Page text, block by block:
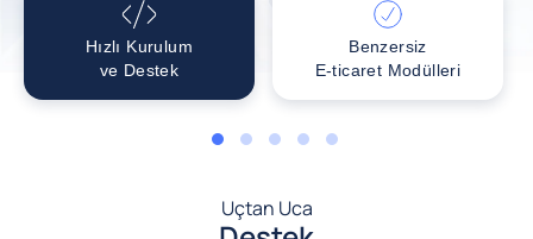
Hızlı Kurulum
ve Destek
Benzersiz
E-ticaret Modülleri
1 2 3 4 5
Uçtan Uca